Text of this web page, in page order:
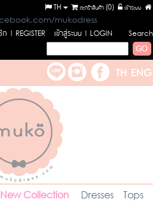
เข้าระบบ
ตะกร้าสินค้า (0)
TH
mukodress
ก l REGISTER เข้าสู่ระบบ l LOGIN Search
New Collection Dresses
Tops